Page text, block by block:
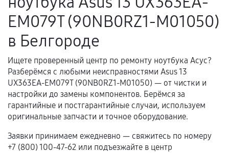
гарантийного срока.
Несоответствие комплектующей заявленным
техническим характеристикам.
Документы для подтверждения
гарантии
Гарантийный талон.
услуг и сроком гарантии.
EM079T (90NB0RZ1-M01050)
в Белгороде
Ищете проверенный центр по ремонту ноутбука Асус?
Разберёмся с любыми неисправностями Asus 13
UX363EA-EM079T (90NB0RZ1-M01050) — от чистки и
настройки до замены компонентов. Берёмся за
гарантийные и постгарантийные случаи, используем
оригинальные запчасти и точное оборудование.
Заявки принимаем ежедневно — свяжитесь по номеру
+7 (800) 100-47-62 или подъезжайте в центр